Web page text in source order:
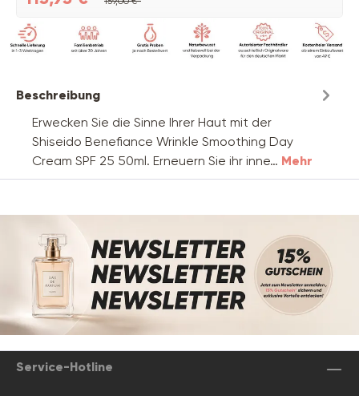
Beschreibung
Erwecken Sie die Sinne Ihrer Haut mit der
Shiseido Benefiance Wrinkle Smoothing Day
Cream SPF 25 50ml. Erneuern Sie ihr inne… Mehr
Service-Hotline